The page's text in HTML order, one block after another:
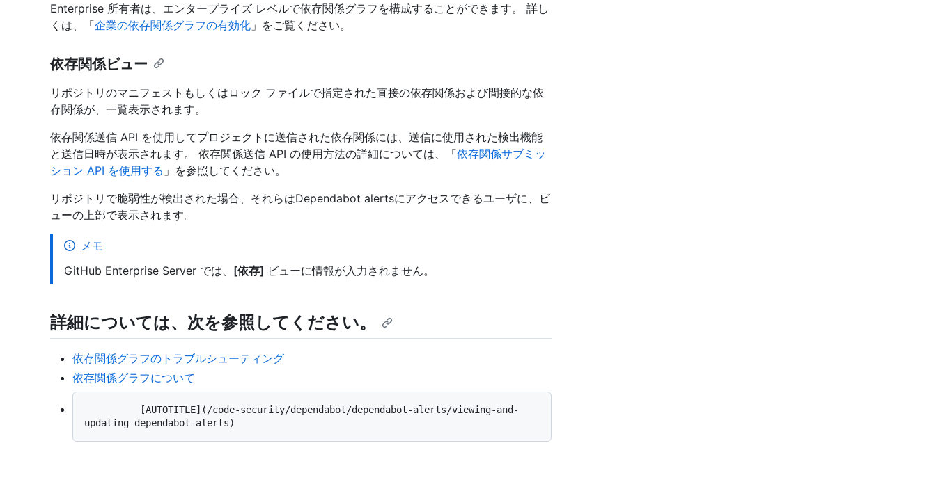
Enterprise 所有者は、エンタープライズ レベルで依存関係グラフを構成することができます。 詳し
くは、「企業の依存関係グラフの有効化 」をご覧ください。
依存関係ビュー
リポジトリのマニフェストもしくはロック ファイルで指定された直接の依存関係および間接的な依
存関係が、一覧表示されます。
依存関係送信 API を使用してプロジェクトに送信された依存関係には、送信に使用された検出機能
と送信日時が表示されます。 依存関係送信 API の使用方法の詳細については、「依存関係サブミッ
ション API を使用する 」を参照してください。
リポジトリで脆弱性が検出された場合、それらはDependabot alertsにアクセスできるユーザに、ビ
ューの上部で表示されます。
メモ
GitHub Enterprise Server では、 [依存] ビューに情報が入力されません。
詳細については、次を参照してください。
依存関係グラフのトラブルシューティング
依存関係グラフについて